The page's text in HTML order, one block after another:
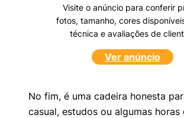
Visite o anúncio para conferir
fotos, tamanho, cores
técnica e avaliações de
Ver anúncio
No fim, é uma cadeira honesta
casual, estudos ou algumas horas